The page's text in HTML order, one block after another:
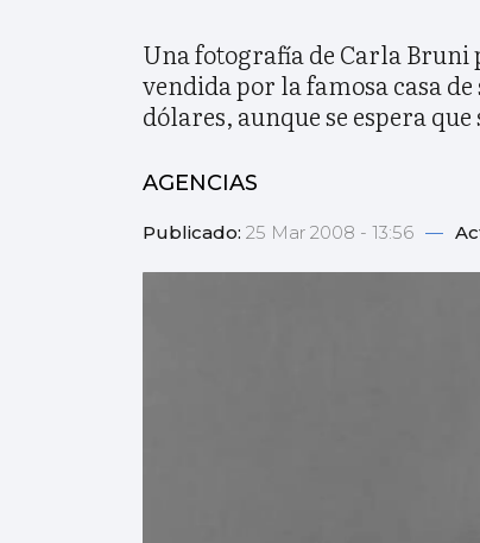
Una fotografía de Carla Bruni
vendida por la famosa casa
dólares, aunque se espera
AGENCIAS
Publicado: 25 Mar 2008 - 13:56 —